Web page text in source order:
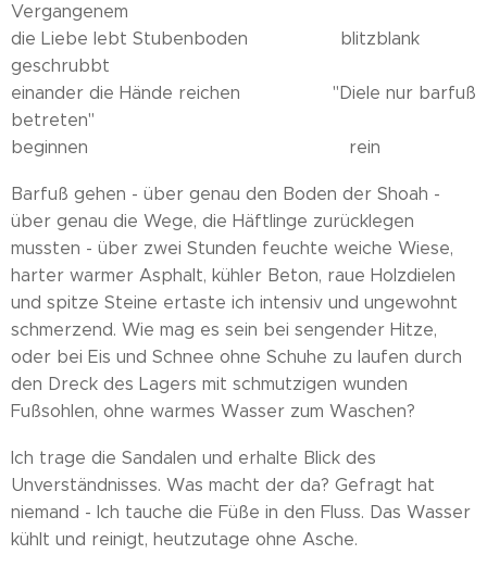
Vergangenem
die Liebe lebt Stubenboden blitzblank
geschrubbt
einander die Hände reichen "Diele nur barfuß
betreten"
beginnen rein
Barfuß gehen - über genau den Boden der Shoah -
über genau die Wege, die Häftlinge zurücklegen
mussten - über zwei Stunden feuchte weiche Wiese,
harter warmer Asphalt, kühler Beton, raue Holzdielen
und spitze Steine ertaste ich intensiv und ungewohnt
schmerzend. Wie mag es sein bei sengender Hitze,
oder bei Eis und Schnee ohne Schuhe zu laufen durch
den Dreck des Lagers mit schmutzigen wunden
Fußsohlen, ohne warmes Wasser zum Waschen?
Ich trage die Sandalen und erhalte Blick des
Unverständnisses. Was macht der da? Gefragt hat
niemand - Ich tauche die Füße in den Fluss. Das Wasser
kühlt und reinigt, heutzutage ohne Asche.